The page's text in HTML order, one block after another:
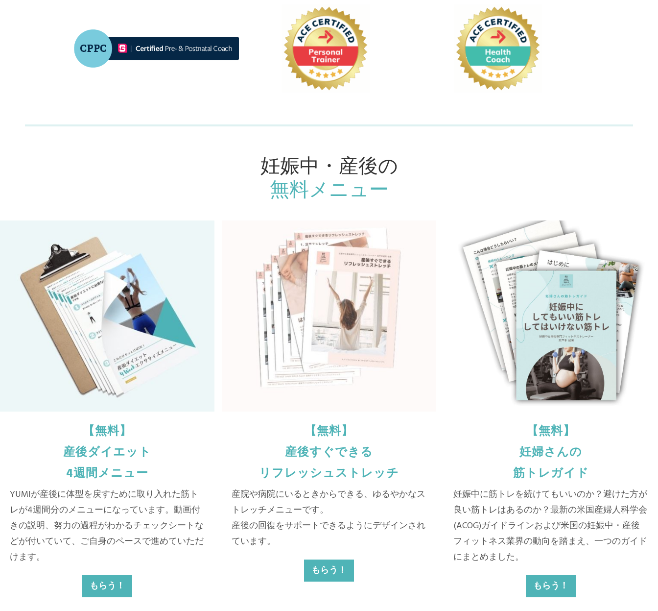
妊娠中・産後の
無料メニュー
【無料】
産後ダイエット
4週間メニュー
YUMIが産後に体型を戻すために取り入れた筋ト
レが4週間分のメニューになっています。動画付
きの説明、努力の過程がわかるチェックシートな
どが付いていて、ご自身のペースで進めていただ
けます。
もらう！
【無料】
産後すぐできる
リフレッシュストレッチ
産院や病院にいるときからできる、ゆるやかなス
トレッチメニューです。
産後の回復をサポートできるようにデザインされ
ています。
もらう！
【無料】
妊婦さんの
筋トレガイド
妊娠中に筋トレを続けてもいいのか？避けた方が
良い筋トレはあるのか？最新の米国産婦人科学会
(ACOG)ガイドラインおよび米国の妊娠中・産後
フィットネス業界の動向を踏まえ、一つのガイド
にまとめました。
もらう！